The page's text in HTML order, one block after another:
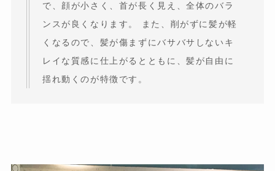
で、顔が小さく、首が長く見え、全体のバラ
ンスが良くなります。 また、削がずに髪が軽
くなるので、髪が傷まずにバサバサしないキ
レイな質感に仕上がるとともに、髪が自由に
揺れ動くのが特徴です。